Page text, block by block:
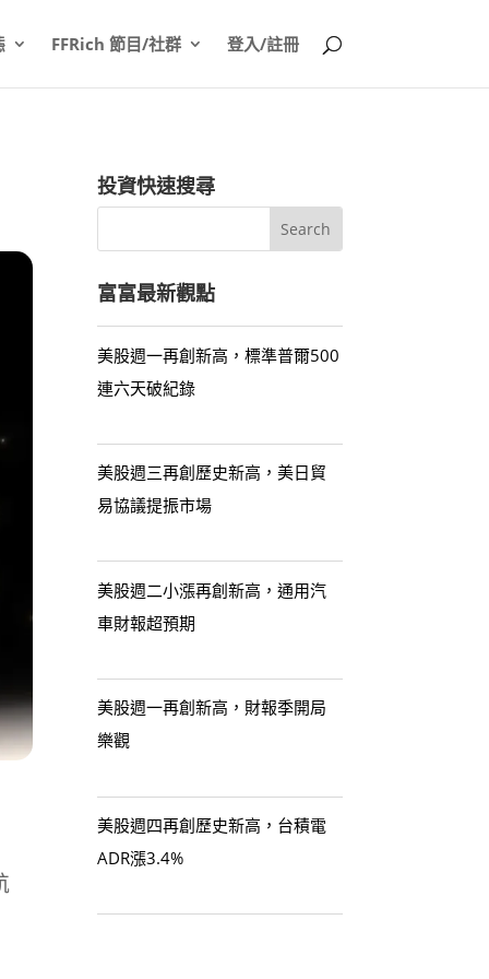
FFRich 節目/社群 登入/註冊
投資快速搜尋
富富最新觀點
美股週一再創新高，標準普爾500
連六天破紀錄
美股週三再創歷史新高，美日貿
易協議提振市場
美股週二小漲再創新高，通用汽
車財報超預期
美股週一再創新高，財報季開局
樂觀
美股週四再創歷史新高，台積電
ADR漲3.4%